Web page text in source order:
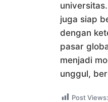
juga siap
dengan
pasar
menjadi
unggul,
Post Views: